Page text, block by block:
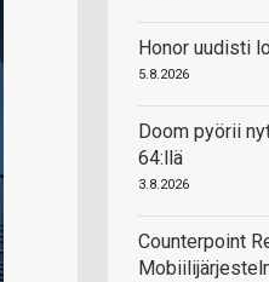
Honor uudisti
5.8.2026
Doom pyörii
64:llä
3.8.2026
Counterpoint